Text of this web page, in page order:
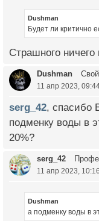
Dushman
Будет ли критично
Страшного ничего
Dushman
11 апр 2023,
serg_42, спасибо
подменку воды в
20%?
serg_42
11 апр 2023, 10:16
Dushman
а подменку воды в